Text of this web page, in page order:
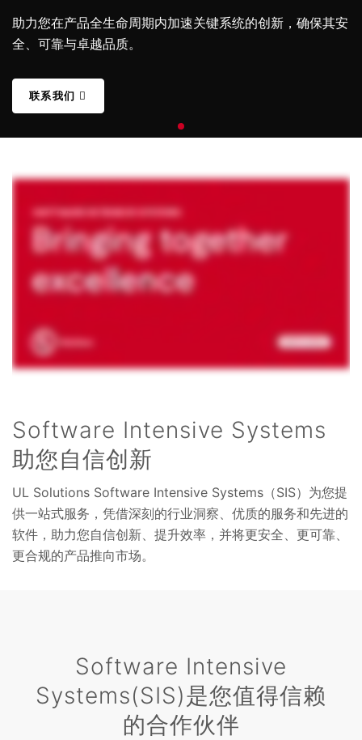
助力您在产品全生命周期内加速关键系统的创新，确保其安
全、可靠与卓越品质。
联系我们
Software Intensive Systems
助您自信创新
UL Solutions Software Intensive Systems（SIS）为您提
供一站式服务，凭借深刻的行业洞察、优质的服务和先进的
软件，助力您自信创新、提升效率，并将更安全、更可靠、
更合规的产品推向市场。
Software Intensive
Systems(SIS)是您值得信赖
的合作伙伴